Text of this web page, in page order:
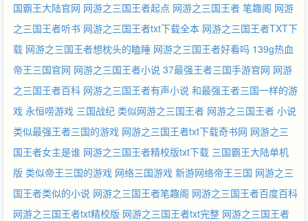
国霸王大陆官网 网游之三国王者起点 网游之三国王者 笔趣阁 网游
之三国王者听书 网游之三国王者txt下载全本 网游之三国王者TXT下
载 网游之三国王者想枕头的瞌睡 网游之三国王者好看吗 139g热血
帝王三国官网 网游之三国王者小说 37最强王者三国手游官网 网游
之三国王者百科 网游之三国王者有声小说 和最强王者三国一样的游
戏 永恒唠游戏 三国战纪 类似网游之三国王者 网游之三国王者 小说
类似最强王者三国的游戏 网游之三国王者txt下载奇书网 网游之三
国王者女主是谁 网游之三国王者精校版txt下载 三国霸王大陆单机
版 类似帝王三国的游戏 网络三国游戏 新游网络帝王三国 网游之三
国王者类似的小说 网游之三国王者笔趣阁 网游之三国王者百度百科
网游之三国王者txt精校版 网游之三国王者txt完整 网游之三国王者